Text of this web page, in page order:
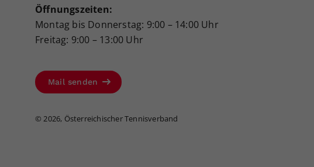
Öffnungszeiten:
Montag bis Donnerstag: 9:00 – 14:00 Uhr
Freitag: 9:00 – 13:00 Uhr
Mail senden
© 2026, Österreichischer Tennisverband